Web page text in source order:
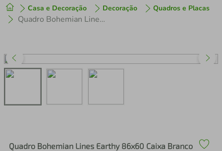
Casa e Decoração Decoração Quadros e Placas
Quadro Bohemian Lines Earthy 86x60 Caixa Branco
Quadro Bohemian Lines Earthy 86x60 Caixa Branco
1º tenis
perfume